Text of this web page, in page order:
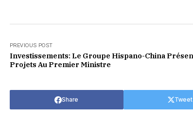
PREVIOUS POST
Investissements: Le Groupe Hispano-China
Projets Au Premier Ministre
Share Tweet